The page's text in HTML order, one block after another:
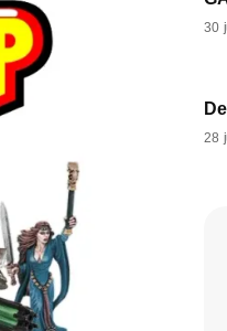
30
28